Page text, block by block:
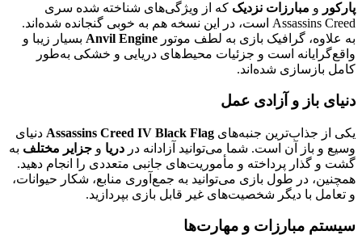
پارکور و مبارزات نزدیک که از ویژگی‌های شناخته شده سری
Assassins Creed است، در این نسخه هم به خوبی گنجانده شده‌اند.
به علاوه، گرافیک بازی به لطف موتور Anvil Engine بسیار زیبا و
واقع‌گرایانه است و جزئیات محیط‌های دریایی و خشکی به‌طور
کامل بازسازی شده‌اند.
دنیای باز و آزادی عمل
یکی از جذاب‌ترین جنبه‌های Assassins Creed IV Black Flag دنیای
وسیع و باز آن است. شما می‌توانید آزادانه در دریا و جزایر مختلف به
گشت‌ و گذار پرداخته و مأموریت‌های جانبی متعددی را انجام دهید.
همچنین، در طول بازی می‌توانید به جمع‌آوری منابع، شکار حیوانات،
و تعامل با دیگر شخصیت‌های غیر قابل بازی بپردازید.
سیستم مبارزات و مهارت‌ها